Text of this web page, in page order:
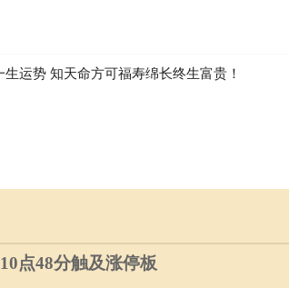
运势 知天命方可福寿绵长终生富贵！
点48分触及涨停板